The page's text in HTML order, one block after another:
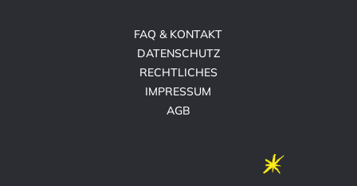
FAQ & KONTAKT
DATENSCHUTZ
RECHTLICHES
IMPRESSUM
AGB